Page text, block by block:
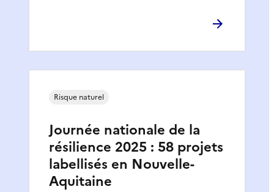
Journée nationale de la
résilience 2025 : 58 projets
labellisés en Nouvelle-
Aquitaine
Risque naturel